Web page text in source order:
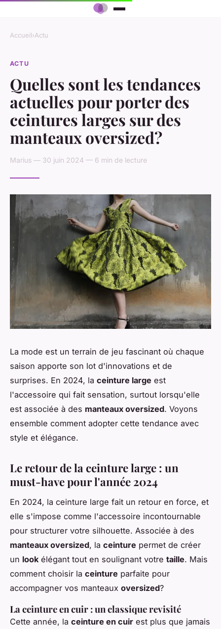
Accueil›Actu
ACTU
Quelles sont les tendances
actuelles pour porter des
ceintures larges sur des
manteaux oversized?
Marius — 30 juin 2024 — 6 min de lecture
La mode est un terrain de jeu fascinant où chaque
saison apporte son lot d'innovations et de
surprises. En 2024, la ceinture large est
l'accessoire qui fait sensation, surtout lorsqu'elle
est associée à des manteaux oversized. Voyons
ensemble comment adopter cette tendance avec
style et élégance.
Le retour de la ceinture large : un
must-have pour l'année 2024
En 2024, la ceinture large fait un retour en force, et
elle s'impose comme l'accessoire incontournable
pour structurer votre silhouette. Associée à des
manteaux oversized, la ceinture permet de créer
un look élégant tout en soulignant votre taille. Mais
comment choisir la ceinture parfaite pour
accompagner vos manteaux oversized?
La ceinture en cuir : un classique revisité
Cette année, la ceinture en cuir est plus que jamais